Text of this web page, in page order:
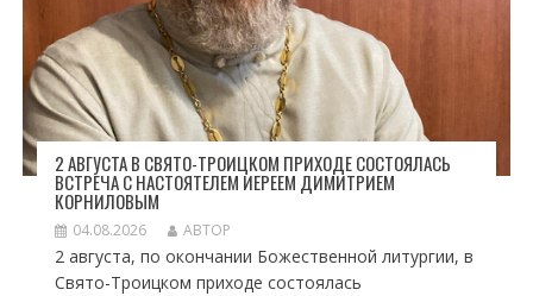
2 АВГУСТА В СВЯТО-ТРОИЦКОМ ПРИХОДЕ СОСТОЯЛАСЬ
ВСТРЕЧА С НАСТОЯТЕЛЕМ ИЕРЕЕМ ДИМИТРИЕМ
КОРНИЛОВЫМ
04.08.2026 АВТОР
2 августа, по окончании Божественной литургии, в
Свято-Троицком приходе состоялась